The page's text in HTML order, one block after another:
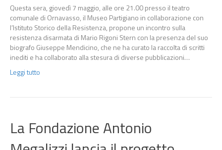
Questa sera, giovedì 7 maggio, alle ore 21.00 presso il teatro
comunale di Ornavasso, il Museo Partigiano in collaborazione con
l’Istituto Storico della Resistenza, propone un incontro sulla
resistenza disarmata di Mario Rigoni Stern con la presenza del suo
biografo Giuseppe Mendicino, che ne ha curato la raccolta di scritti
inediti e ha collaborato alla stesura di diverse pubblicazioni…
Leggi tutto
La Fondazione Antonio